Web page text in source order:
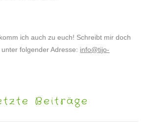
ich auch zu euch! Schreibt mir doch
folgender Adresse: info@tijo-
Beiträge